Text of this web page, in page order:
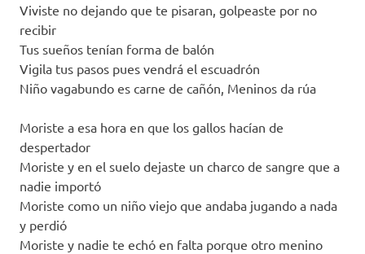
Viviste no dejando que te pisaran, golpeaste por no
recibir
Tus sueños tenían forma de balón
Vigila tus pasos pues vendrá el escuadrón
Niño vagabundo es carne de cañón, Meninos da rúa
Moriste a esa hora en que los gallos hacían de
despertador
Moriste y en el suelo dejaste un charco de sangre que a
nadie importó
Moriste como un niño viejo que andaba jugando a nada
y perdió
Moriste y nadie te echó en falta porque otro menino